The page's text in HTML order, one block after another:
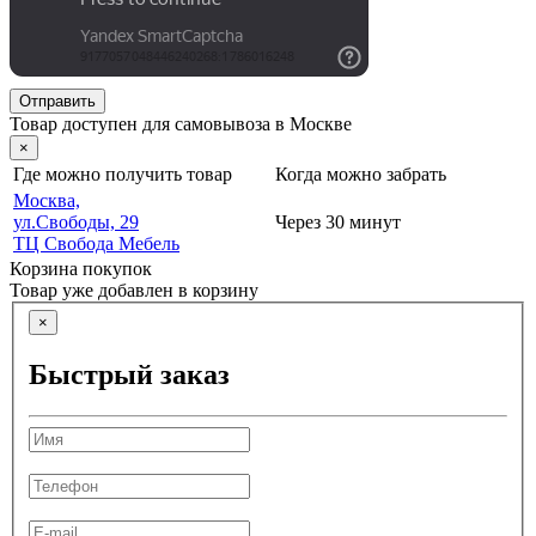
Отправить
Товар доступен для самовывоза в Москве
×
Где можно получить товар
Когда можно забрать
Москва,
ул.Свободы, 29
ТЦ Свобода Мебель
Через 30 минут
Корзина покупок
Товар уже добавлен в корзину
×
Быстрый заказ